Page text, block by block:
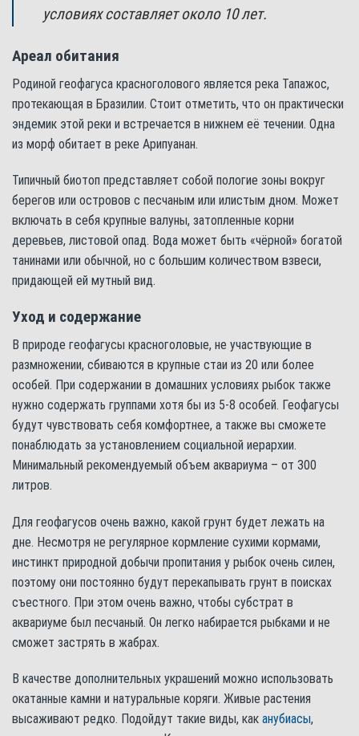
условиях составляет около 10 лет.
Ареал обитания
Родиной геофагуса красноголового является река Тапажос,
протекающая в Бразилии. Стоит отметить, что он практически
эндемик этой реки и встречается в нижнем её течении. Одна
из морф обитает в реке Арипуанан.
Типичный биотоп представляет собой пологие зоны вокруг
берегов или островов с песчаным или илистым дном. Может
включать в себя крупные валуны, затопленные корни
деревьев, листовой опад. Вода может быть «чёрной» богатой
танинами или обычной, но с большим количеством взвеси,
придающей ей мутный вид.
Уход и содержание
В природе геофагусы красноголовые, не участвующие в
размножении, сбиваются в крупные стаи из 20 или более
особей. При содержании в домашних условиях рыбок также
нужно содержать группами хотя бы из 5-8 особей. Геофагусы
будут чувствовать себя комфортнее, а также вы сможете
понаблюдать за установлением социальной иерархии.
Минимальный рекомендуемый объем аквариума – от 300
литров.
Для геофагусов очень важно, какой грунт будет лежать на
дне. Несмотря не регулярное кормление сухими кормами,
инстинкт природной добычи пропитания у рыбок очень силен,
поэтому они постоянно будут перекапывать грунт в поисках
съестного. При этом очень важно, чтобы субстрат в
аквариуме был песчаный. Он легко набирается рыбками и не
сможет застрять в жабрах.
В качестве дополнительных украшений можно использовать
окатанные камни и натуральные коряги. Живые растения
высаживают редко. Подойдут такие виды, как анубиасы,